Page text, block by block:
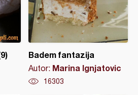
Badem fantazija
Autor: Marina Ignjatovic
16303